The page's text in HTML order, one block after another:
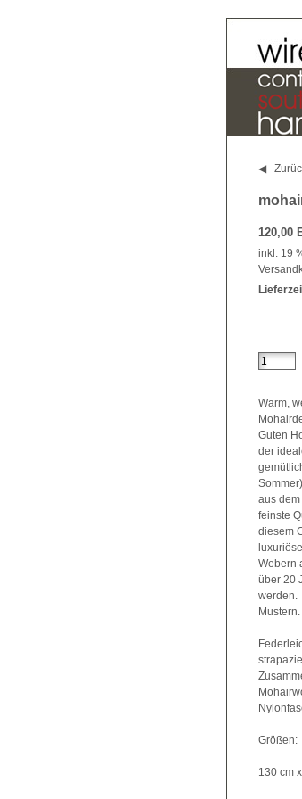
◀
120,00
inkl. 19
Warm,
Guten
der
aus
feinste
diesem
Webern
über 20
werden.
Mustern.
Größen:
130 cm